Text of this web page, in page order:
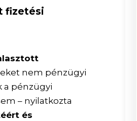
fizetési
nem pénzügyi
a pénzügyi
– nyilatkozta
és